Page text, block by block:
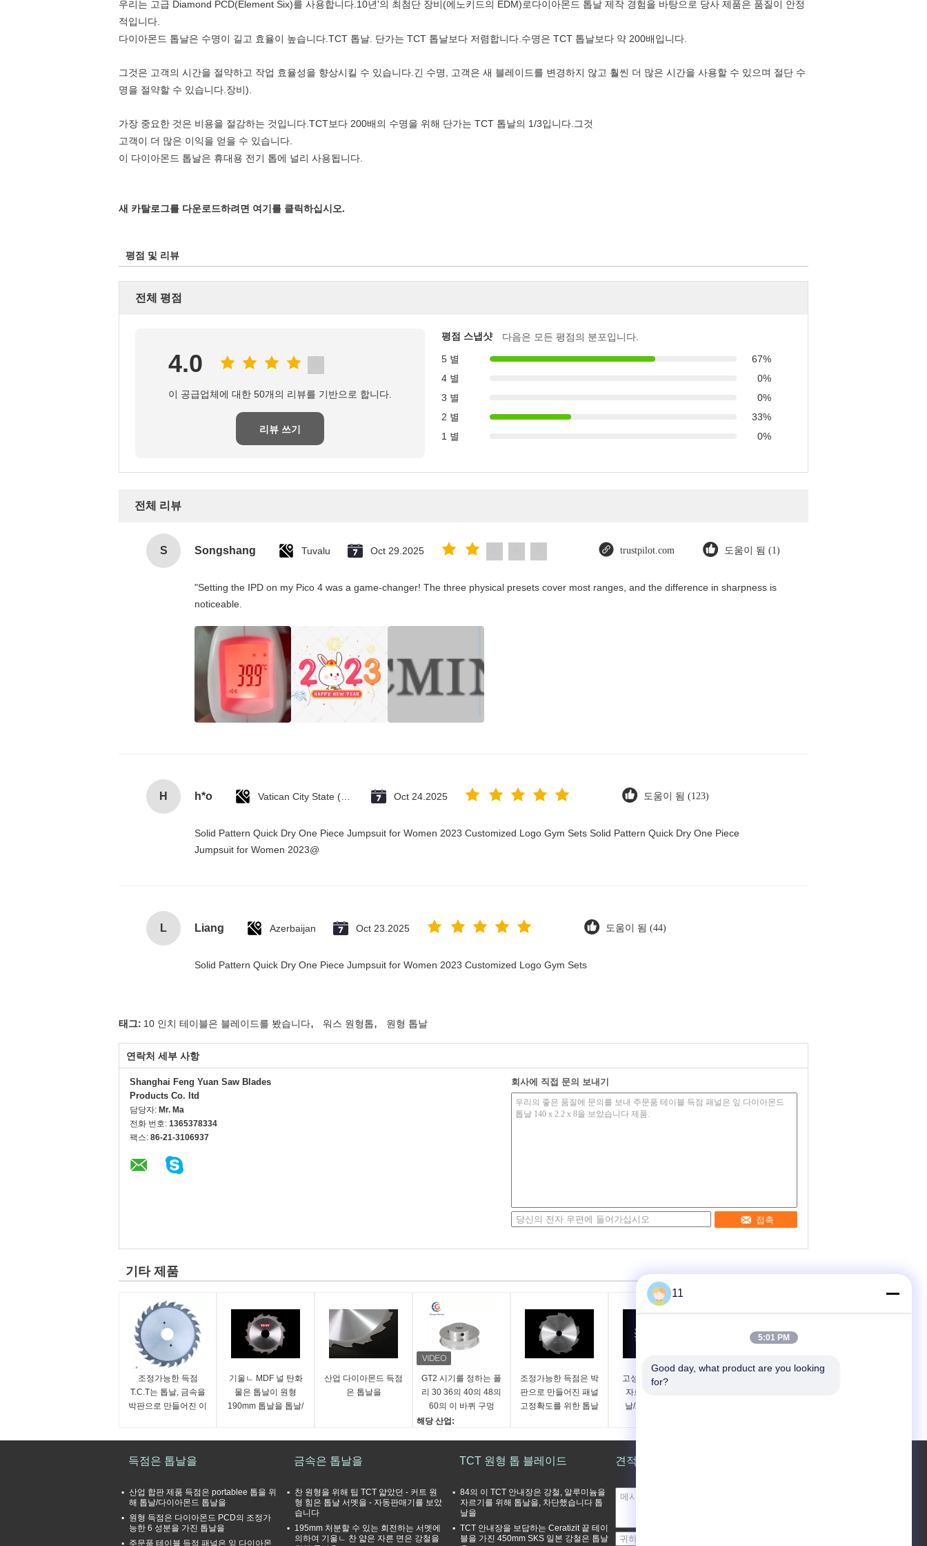
우리는 고급 Diamond PCD(Element Six)를 사용합니다.10년'의 최첨단 장비(에노키드의 EDM)로다이아몬드 톱날 제작 경험을 바탕으로 당사 제품은 품질이 안정
적입니다.
다이아몬드 톱날은 수명이 길고 효율이 높습니다. TCT 톱날. 단가는 TCT 톱날보다 저렴합니다. 수명은 TCT 톱날보다 약 200배입니다.
그것은 고객의 시간을 절약하고 작업 효율성을 향상시킬 수 있습니다. 긴 수명, 고객은 새 블레이드를 변경하지 않고 훨씬 더 많은 시간을 사용할 수 있으며 절단 수
명을 절약할 수 있습니다. 장비).
가장 중요한 것은 비용을 절감하는 것입니다.TCT보다 200배의 수명을 위해 단가는 TCT 톱날의 1/3입니다.그것
고객이 더 많은 이익을 얻을 수 있습니다.
이 다이아몬드 톱날은 휴대용 전기 톱에 널리 사용됩니다.
새 카탈로그를 다운로드하려면 여기를 클릭하십시오.
평점 및 리뷰
전체 평점
4.0
이 공급업체에 대한 50개의 리뷰를 기반으로 합니다.
리뷰 쓰기
평점 스냅샷
다음은 모든 평점의 분포입니다.
5 별
67%
4 별
0%
3 별
0%
2 별
33%
1 별
0%
전체 리뷰
S Songshang Tuvalu Oct 29.2025 trustpilot.com 도움이 됨 (1)
"Setting the IPD on my Pico 4 was a game-changer! The three physical presets cover most ranges, and the difference in sharpness is
noticeable.
H h*o Oct 24.2025 도움이 됨 (123)
Solid Pattern Quick Dry One Piece Jumpsuit for Women 2023 Customized Logo Gym Sets Solid Pattern Quick Dry One Piece
Jumpsuit for Women 2023@
L Liang Azerbaijan Oct 23.2025 도움이 됨 (44)
Solid Pattern Quick Dry One Piece Jumpsuit for Women 2023 Customized Logo Gym Sets
태그: 10 인치 테이블은 블레이드를 봤습니다, 워스 원형톱, 원형 톱날
연락처 세부 사항
Shanghai Feng Yuan Saw Blades
Products Co. ltd
담당자: Mr. Ma
전화 번호: 1365378334
팩스: 86-21-3106937
회사에 직접 문의 보내기
접촉
기타 제품
조정가능한 득점
T.C.T는 톱날, 금속을
박판으로 만들어진 이
기울ㄴ MDF 널 탄화
물은 톱날이 원형
190mm 톱날을 톱날/
산업 다이아몬드 득점
은 톱날을
GT2 시기를 정하는 폴
리 30 36의 40의 48의
60의 이 바퀴 구멍
5mm Reprap 3D 인
이 폭 6mm
해당 산업:
합금, 알루미늄 타이밍
벨트
GT2 타이밍 벨트 풀리
조정가능한 득점은 박
판으로 만들어진 패널
고정확도를 위한 톱날
고성능 전 완성되는
자르는 PCD는 톱
날/200mm 톱날을
득점은 톱날을
산업 합판 제품 득점은 portablee 톱을 위
해 톱날/다이아몬드 톱날을
원형 득점은 다이아몬드 PCD의 조정가
능한 6 성분을 가진 톱날을
주문품 테이블 득점 패널은 잎 다이아몬
금속은 톱날을
찬 원형을 위해 팁 TCT 얇았던 - 커트 원
형 힘은 톱날 서멧을 - 자동판매기를 보았
습니다
195mm 처분할 수 있는 회전하는 서멧에
의하여 기울ㄴ 찬 얇은 자른 면은 강철을
TCT 원형 톱 블레이드
84의 이 TCT 안내장은 강철, 알루미늄을
자르기를 위해 톱날을, 차단했습니다 톱
날을
TCT 안내장을 보답하는 Ceratizit 끝 테이
블을 가진 450mm SKS 일본 강철은 톱날
견적 요청
11
5:01 PM
Good day, what product are you looking
for?